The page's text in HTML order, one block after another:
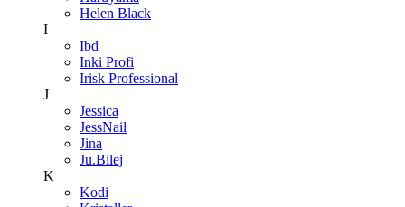
Helen Black
I
Ibd
Inki Profi
Irisk Professional
J
Jessica
JessNail
Jina
Ju.Bilej
K
Kodi